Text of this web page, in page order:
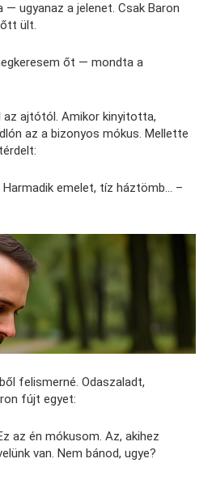
— ugyanaz a jelenet. Csak Baron
ült.
őt — mondta a
az ajtótól. Amikor kinyitotta,
az a bizonyos mókus. Mellette
Harmadik emelet, tíz háztömb… –
felismerné. Odaszaladt,
fújt egyet:
az én mókusom. Az, akihez
van. Nem bánod, ugye?